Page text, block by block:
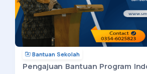
Bantuan Sekolah
Pengajuan Bantuan Program